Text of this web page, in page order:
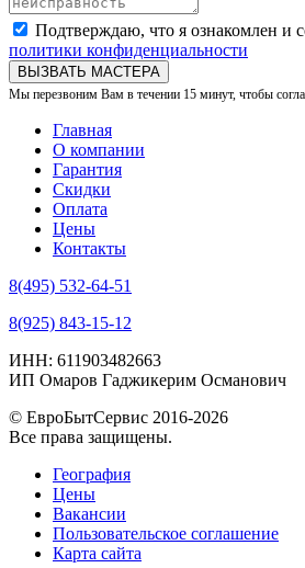
Подтверждаю, что я ознакомлен и
политики конфиденциальности
ВЫЗВАТЬ МАСТЕРА
Мы перезвоним Вам в течении 15 минут, чтобы
Главная
О компании
Гарантия
Скидки
Оплата
Цены
Контакты
8(495) 532-64-51
8(925) 843-15-12
ИНН: 611903482663
ИП Омаров Гаджикерим Османович
© ЕвроБытСервис 2016-2026
Все права защищены.
География
Цены
Вакансии
Пользовательское соглашение
Карта сайта